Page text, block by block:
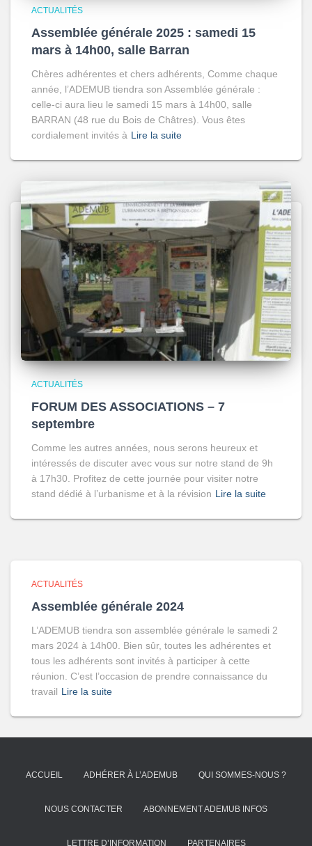
ACTUALITÉS
Assemblée générale 2025 : samedi 15
mars à 14h00, salle Barran
Chères adhérentes et chers adhérents, Comme chaque
année, l’ADEMUB tiendra son Assemblée générale :
celle-ci aura lieu le samedi 15 mars à 14h00, salle
BARRAN (48 rue du Bois de Châtres). Vous êtes
cordialement invités à Lire la suite
ACTUALITÉS
FORUM DES ASSOCIATIONS – 7
septembre
Comme les autres années, nous serons heureux et
intéressés de discuter avec vous sur notre stand de 9h
à 17h30. Profitez de cette journée pour visiter notre
stand dédié à l’urbanisme et à la révision Lire la suite
ACTUALITÉS
Assemblée générale 2024
L’ADEMUB tiendra son assemblée générale le samedi 2
mars 2024 à 14h00. Bien sûr, toutes les adhérentes et
tous les adhérents sont invités à participer à cette
réunion. C’est l’occasion de prendre connaissance du
travail Lire la suite
ACCUEIL ADHÉRER À L’ADEMUB QUI SOMMES-NOUS ?
NOUS CONTACTER ABONNEMENT ADEMUB INFOS
LETTRE D’INFORMATION PARTENAIRES